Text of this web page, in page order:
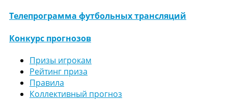
Телепрограмма футбольных трансляций
Конкурс прогнозов
Призы игрокам
Рейтинг приза
Правила
Коллективный прогноз